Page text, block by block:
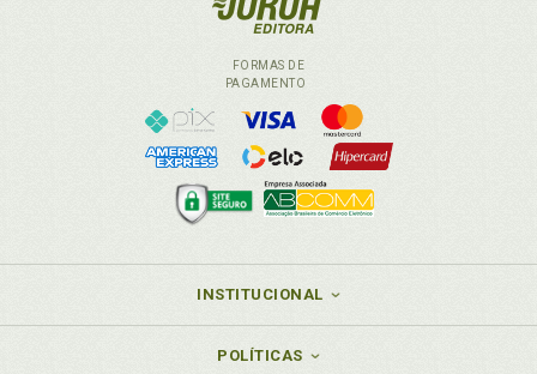
FORMAS DE
PAGAMENTO
INSTITUCIONAL
POLÍTICAS